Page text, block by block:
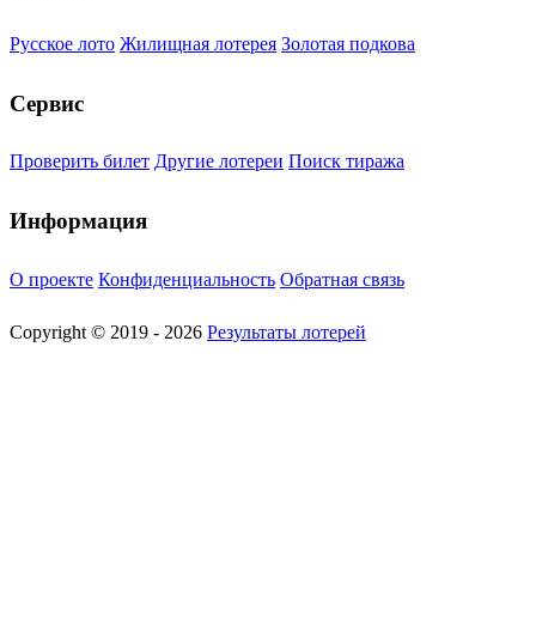
Русское лото Жилищная лотерея Золотая подкова
Сервис
Проверить билет Другие лотереи Поиск тиража
Информация
О проекте Конфиденциальность Обратная связь
Copyright © 2019 - 2026 Результаты лотерей